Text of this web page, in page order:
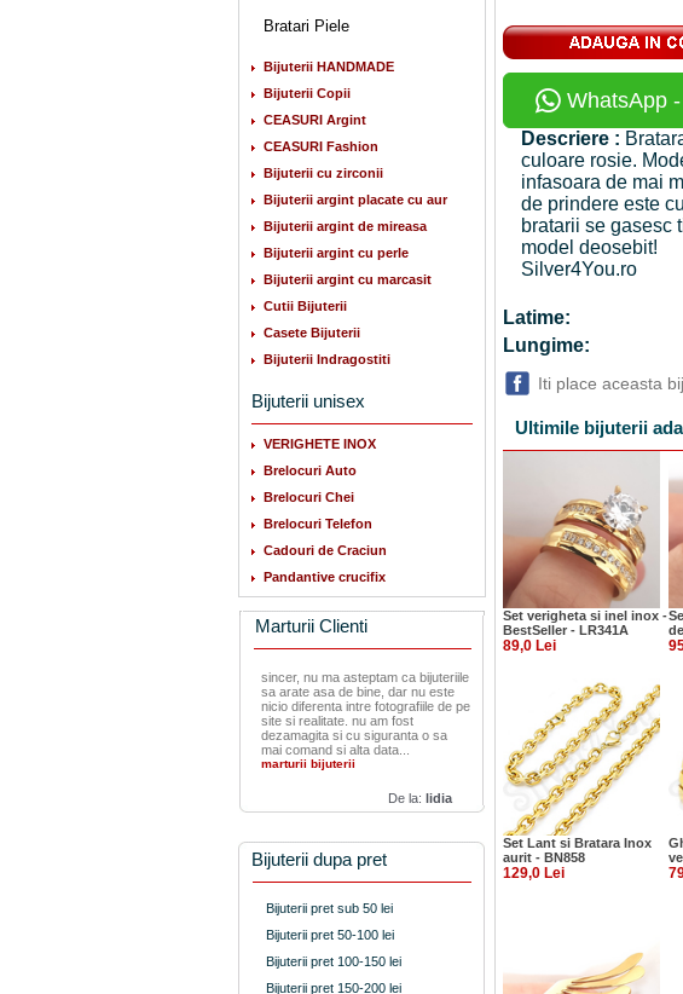
Bratari Piele
Bijuterii HANDMADE
Bijuterii Copii
CEASURI Argint
CEASURI Fashion
Bijuterii cu zirconii
Bijuterii argint placate cu aur
Bijuterii argint de mireasa
Bijuterii argint cu perle
Bijuterii argint cu marcasit
Cutii Bijuterii
Casete Bijuterii
Bijuterii Indragostiti
Bijuterii unisex
VERIGHETE INOX
Brelocuri Auto
Brelocuri Chei
Brelocuri Telefon
Cadouri de Craciun
Pandantive crucifix
Marturii Clienti
sincer, nu ma asteptam ca bijuteriile
sa arate asa de bine, dar nu este
nicio diferenta intre fotografiile de pe
site si realitate. nu am fost
dezamagita si cu siguranta o sa
mai comand si alta data...
marturii bijuterii
De la: lidia
Bijuterii dupa pret
Bijuterii pret sub 50 lei
Bijuterii pret 50-100 lei
Bijuterii pret 100-150 lei
Bijuterii pret 150-200 lei
WhatsApp
Descriere :
culoare rosie.
infasoara de mai
de prindere este
bratarii se gasesc
model deosebit!
Silver4You.ro
Latime:
Lungime:
Iti place aceasta
Ultimile bijuterii
Set verigheta si inel inox -
BestSeller - LR341A
89,0 Lei
Set Lant si Bratara Inox
aurit - BN858
129,0 Lei